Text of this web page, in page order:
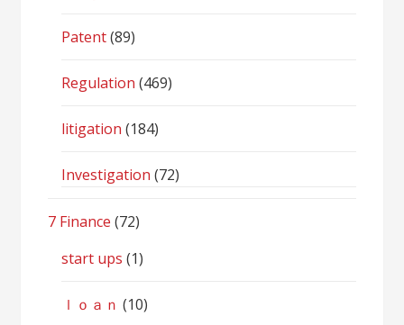
Patent(89)
Regulation (469)
litigation (184)
Investigation (72)
7 Finance (72)
start ups (1)
ｌｏａｎ (10)